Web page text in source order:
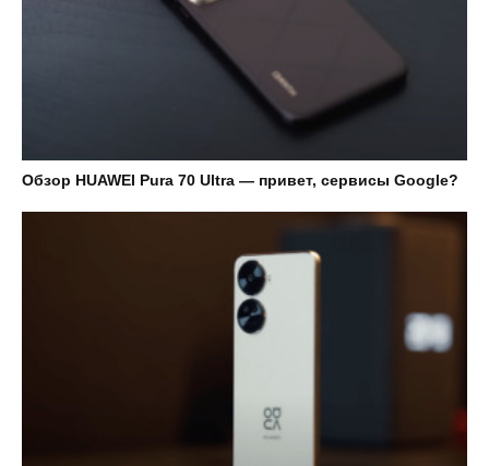
Обзор HUAWEI Pura 70 Ultra — привет, сервисы Google?